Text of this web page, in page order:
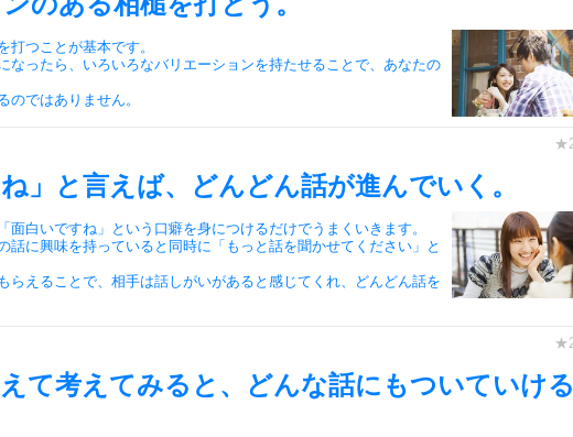
打つことが基本です。
なったら、いろいろなバリエーションを持たせることで、あなたの
のではありません。
ね」と言えば、どんどん話が進んでいく。
面白いですね」という口癖を身につけるだけでうまくいきます。
話に興味を持っていると同時に「もっと話を聞かせてください」と
らえることで、相手は話しがいがあると感じてくれ、どんどん話を
て考えてみると、どんな話にもついていける